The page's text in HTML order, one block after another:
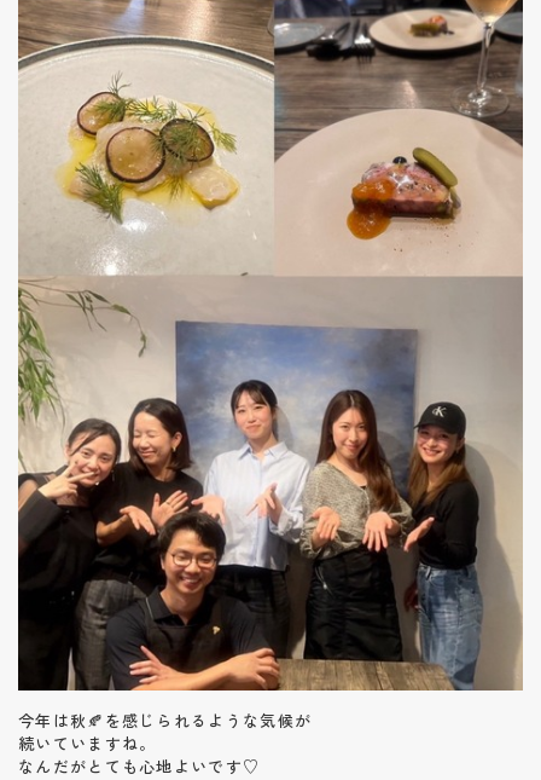
今年は秋🍂を感じられるような気候が
続いていますね。
なんだがとても心地よいです♡